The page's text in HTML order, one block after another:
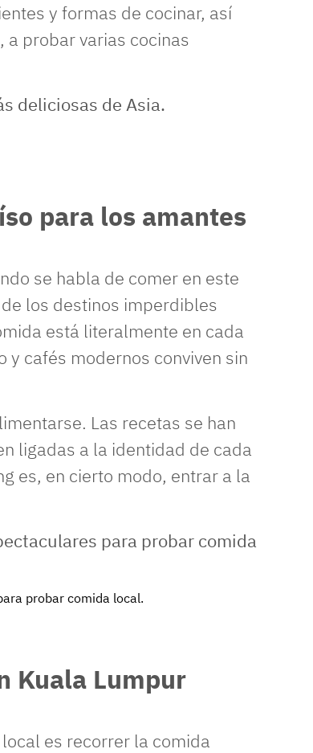
y formas de cocinar, así
probar varias cocinas
para los amantes
se habla de comer en este
los destinos imperdibles
está literalmente en cada
cafés modernos conviven sin
Las recetas se han
ligadas a la identidad de cada
es, en cierto modo, entrar a la
probar comida local.
Kuala Lumpur
es recorrer la comida